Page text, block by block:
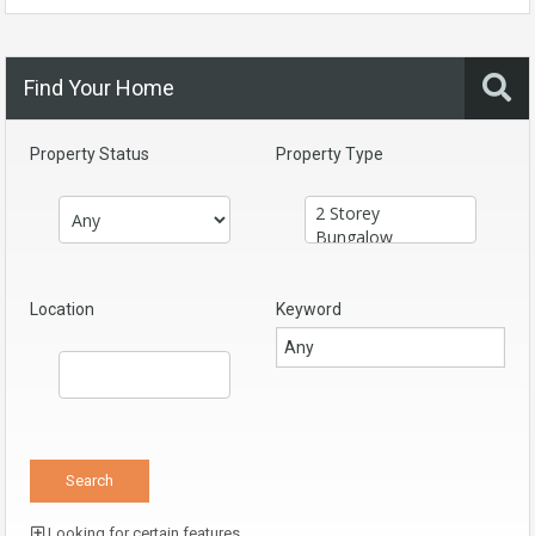
Find Your Home
Property Status Property Type
Location Keyword